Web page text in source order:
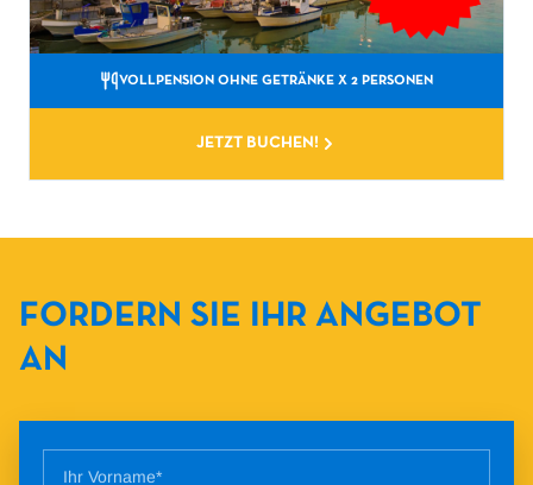
VOLLPENSION OHNE GETRÄNKE X 2 PERSONEN
JETZT BUCHEN!
FORDERN SIE IHR ANGEBOT
AN